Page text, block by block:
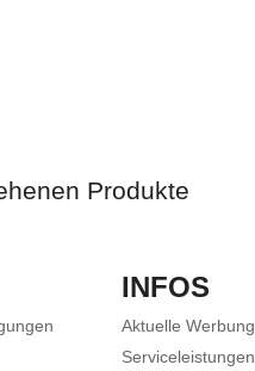
Produkte
INFOS
Aktuelle Werbung
Serviceleistungen